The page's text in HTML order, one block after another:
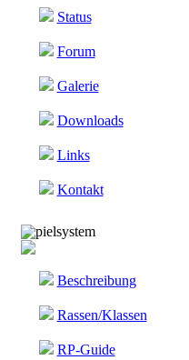
Status
Forum
Galerie
Downloads
Links
Kontakt
pielsystem
Beschreibung
Rassen/Klassen
RP-Guide